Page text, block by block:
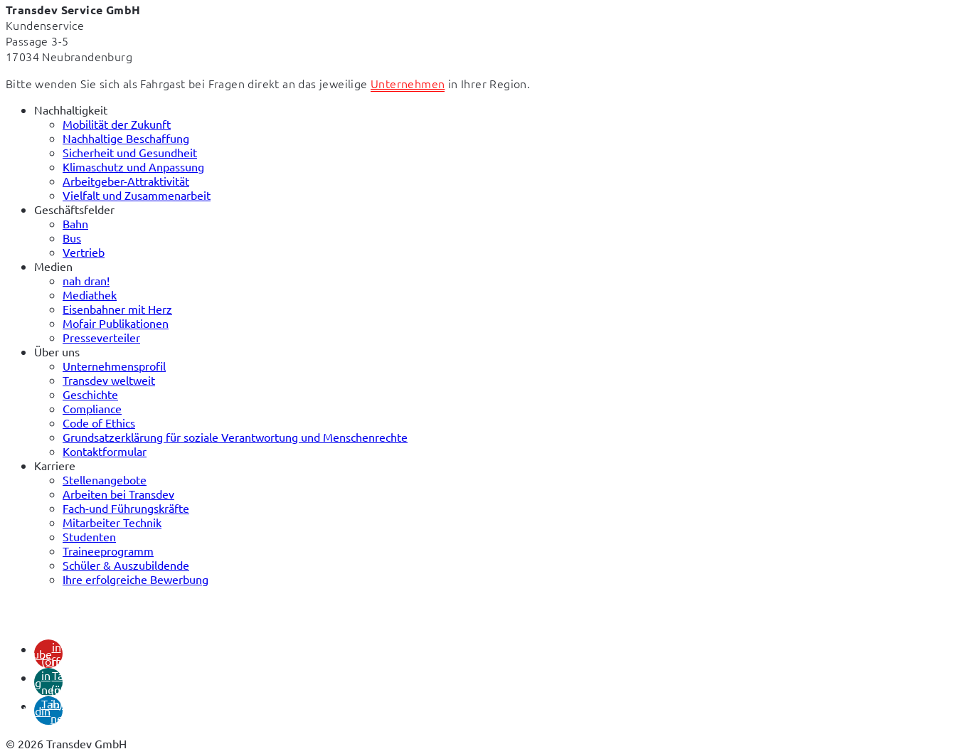
Transdev Service GmbH
Kundenservice
Passage 3-5
17034 Neubrandenburg
Bitte wenden Sie sich als Fahrgast bei Fragen direkt an das jeweilige Unternehmen in Ihrer Region.
Nachhaltigkeit
Mobilität der Zukunft
Nachhaltige Beschaffung
Sicherheit und Gesundheit
Klimaschutz und Anpassung
Arbeitgeber-Attraktivität
Vielfalt und Zusammenarbeit
Geschäftsfelder
Bahn
Bus
Vertrieb
Medien
nah dran!
Mediathek
Eisenbahner mit Herz
Mofair Publikationen
Presseverteiler
Über uns
Unternehmensprofil
Transdev weltweit
Geschichte
Compliance
Code of Ethics
Grundsatzerklärung für soziale Verantwortung und Menschenrechte
Kontaktformular
Karriere
Stellenangebote
Arbeiten bei Transdev
Fach-und Führungskräfte
Mitarbeiter Technik
Studenten
Traineeprogramm
Schüler & Auszubildende
Ihre erfolgreiche Bewerbung
youtubein
neuem
Tab)
xing
(öffnet
in
neuem
Tab)
linkedin
(öffnet
in
neuem
© 2026 Transdev GmbH